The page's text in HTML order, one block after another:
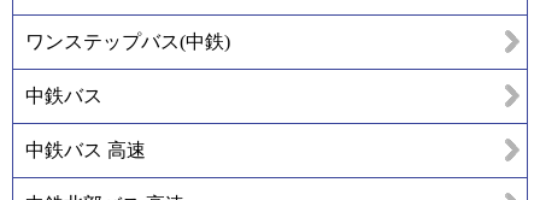
ワンステップバス(中鉄)
中鉄バス
中鉄バス 高速